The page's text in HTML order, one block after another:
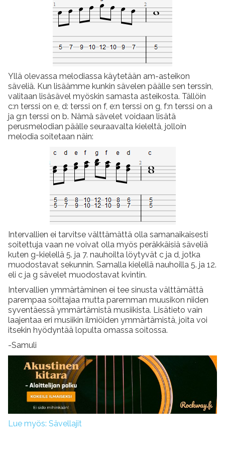
Yllä olevassa melodiassa käytetään am-asteikon
säveliä. Kun lisäämme kunkin sävelen päälle sen terssin,
valitaan lisäsävel myöskin samasta asteikosta. Tällöin
c:n terssi on e, d: terssi on f, e:n terssi on g, f:n terssi on a
ja g:n terssi on b. Nämä sävelet voidaan lisätä
perusmelodian päälle seuraavalta kieleltä, jolloin
melodia soitetaan näin:
Intervallien ei tarvitse välttämättä olla samanaikaisesti
soitettuja vaan ne voivat olla myös peräkkäisiä säveliä
kuten g-kielellä 5. ja 7. nauhoilta löytyvät c ja d, jotka
muodostavat sekunnin. Samalla kielellä nauhoilla 5. ja 12.
eli c ja g sävelet muodostavat kvintin.
Intervallien ymmärtäminen ei tee sinusta välttämättä
parempaa soittajaa mutta paremman muusikon niiden
syventäessä ymmärtämistä musiikista. Lisätieto vain
laajentaa eri musiikin ilmiöiden ymmärtämistä, joita voi
itsekin hyödyntää lopulta omassa soitossa.
-Samuli
Lue myös: Sävellajit